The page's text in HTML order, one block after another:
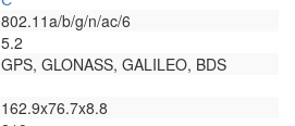
802.11a/b/g/n/ac/6
5.2
GPS, GLONASS, GALILEO, BDS
162.9x76.7x8.8